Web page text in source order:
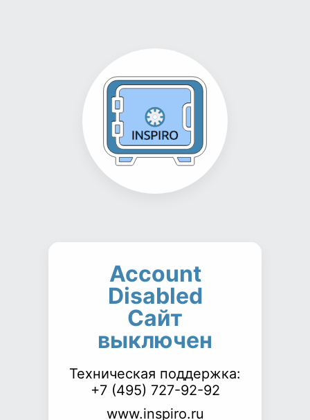
Account
Disabled
Сайт
выключен
Техническая поддержка:
+7 (495) 727-92-92
www.inspiro.ru